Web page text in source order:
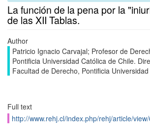
La función de la pena por la
de las XII Tablas.
Author
Patricio Ignacio Carvajal; Profesor de
Pontificia Universidad Católica de Chile.
Facultad de Derecho, Pontificia
Full text
http://www.rehj.cl/index.php/rehj/article/